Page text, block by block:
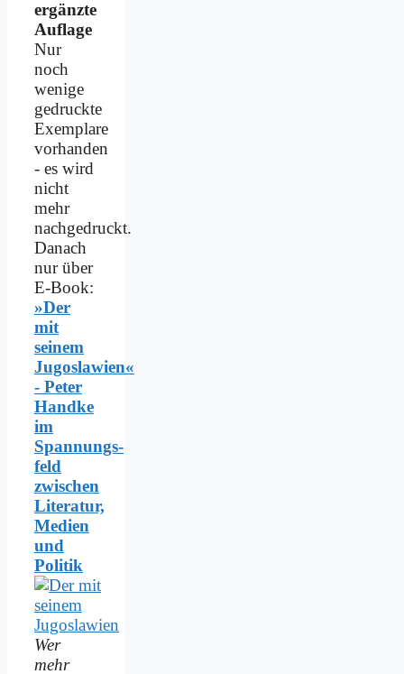
ergänzte
Auflage
Nur
noch
wenige
gedruckte
Exemplare
vorhanden
- es wird
nicht
mehr
nachgedruckt.
Danach
nur über
E-Book:
»Der
mit
seinem
Jugoslawien«
- Peter
Handke
im
Spannungs­
feld
zwischen
Literatur,
Medien
und
Politik
Wer
mehr